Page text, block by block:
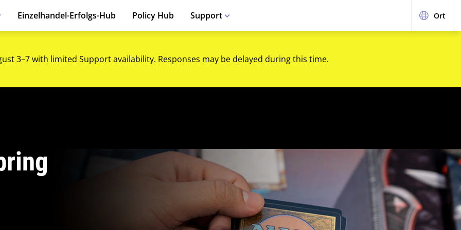
Einzelhandel-Erfolgs-Hub Policy Hub Support Ort
3–7 with limited Support availability. Responses may be delayed during this time.